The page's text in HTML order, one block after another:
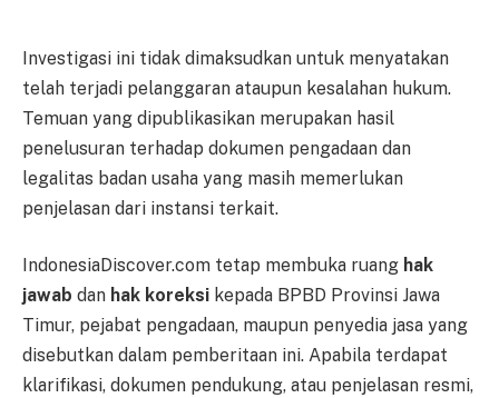
Investigasi ini tidak dimaksudkan untuk menyatakan
telah terjadi pelanggaran ataupun kesalahan hukum.
Temuan yang dipublikasikan merupakan hasil
penelusuran terhadap dokumen pengadaan dan
legalitas badan usaha yang masih memerlukan
penjelasan dari instansi terkait.
IndonesiaDiscover.com tetap membuka ruang hak
jawab dan hak koreksi kepada BPBD Provinsi Jawa
Timur, pejabat pengadaan, maupun penyedia jasa yang
disebutkan dalam pemberitaan ini. Apabila terdapat
klarifikasi, dokumen pendukung, atau penjelasan resmi,